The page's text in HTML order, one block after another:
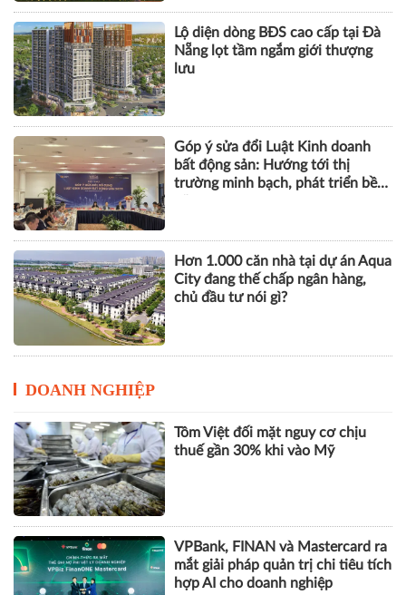
Lộ diện dòng BĐS cao cấp tại Đà
Nẵng lọt tầm ngắm giới thượng
lưu
Góp ý sửa đổi Luật Kinh doanh
bất động sản: Hướng tới thị
trường minh bạch, phát triển bền
Hơn 1.000 căn nhà tại dự án Aqua
City đang thế chấp ngân hàng,
chủ đầu tư nói gì?
DOANH NGHIỆP
Tôm Việt đối mặt nguy cơ chịu
thuế gần 30% khi vào Mỹ
VPBank, FINAN và Mastercard ra
mắt giải pháp quản trị chi tiêu tích
hợp AI cho doanh nghiệp